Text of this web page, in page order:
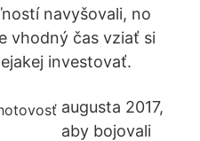
navyšovali, no
vhodný čas vziať si
investovať.
augusta 2017,
aby bojovali